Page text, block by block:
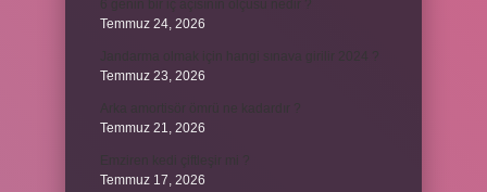
Temmuz 24, 2026
Temmuz 23, 2026
Temmuz 21, 2026
Temmuz 17, 2026